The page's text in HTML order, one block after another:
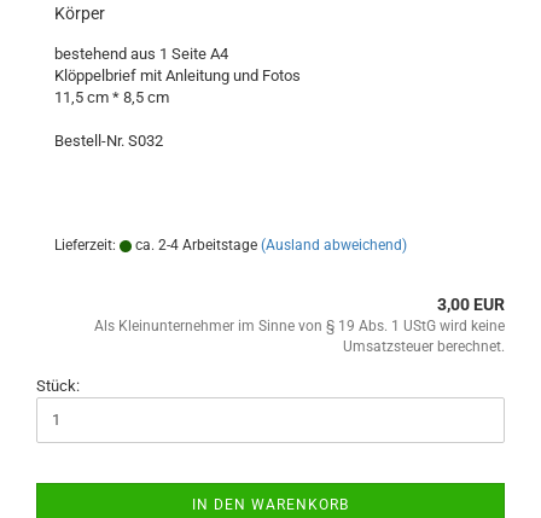
Körper
bestehend aus 1 Seite A4
Klöppelbrief mit Anleitung und Fotos
11,5 cm * 8,5 cm
Bestell-Nr. S032
Lieferzeit: ca. 2-4 Arbeitstage (Ausland abweichend)
3,00 EUR
Als Kleinunternehmer im Sinne von § 19 Abs. 1 UStG wird keine
Umsatzsteuer berechnet.
Stück:
IN DEN WARENKORB